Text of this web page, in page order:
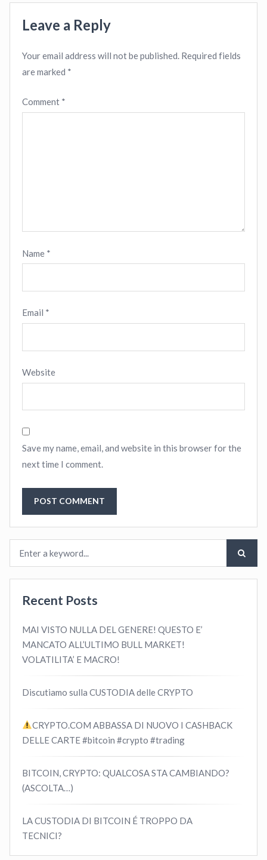
Leave a Reply
Your email address will not be published. Required fields
are marked *
Comment *
Name *
Email *
Website
Save my name, email, and website in this browser for the
next time I comment.
Recent Posts
MAI VISTO NULLA DEL GENERE! QUESTO E’
MANCATO ALL’ULTIMO BULL MARKET!
VOLATILITA’ E MACRO!
Discutiamo sulla CUSTODIA delle CRYPTO
CRYPTO.COM ABBASSA DI NUOVO I CASHBACK
DELLE CARTE #bitcoin #crypto #trading
BITCOIN, CRYPTO: QUALCOSA STA CAMBIANDO?
(ASCOLTA…)
LA CUSTODIA DI BITCOIN É TROPPO DA
TECNICI?